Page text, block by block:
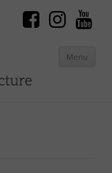
Menu